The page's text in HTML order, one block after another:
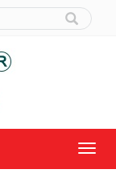
导